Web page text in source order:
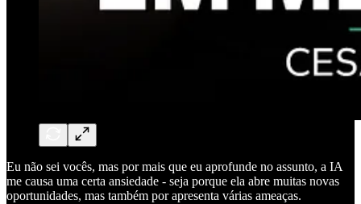
Eu não sei vocês, mas por mais que eu aprofunde no assunto, a IA
me causa uma certa ansiedade - seja porque ela abre muitas novas
oportunidades, mas também por apresenta várias ameaças.